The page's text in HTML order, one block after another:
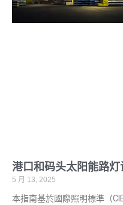
港口和码头太阳能路灯
5 月 13, 2025
本指南基於國際照明標準（